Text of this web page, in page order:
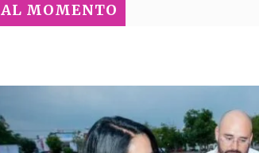
AL MOMENTO